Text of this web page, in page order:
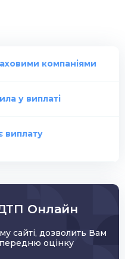
компаніями
у виплаті
виплату
Онлайн
сайті, дозволить Вам
оцінку